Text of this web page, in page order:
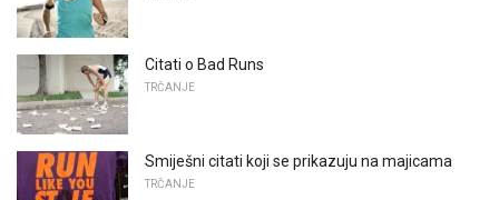
Citati o Bad Runs
TRČANJE
Smiješni citati koji se prikazuju na majicama
TRČANJE